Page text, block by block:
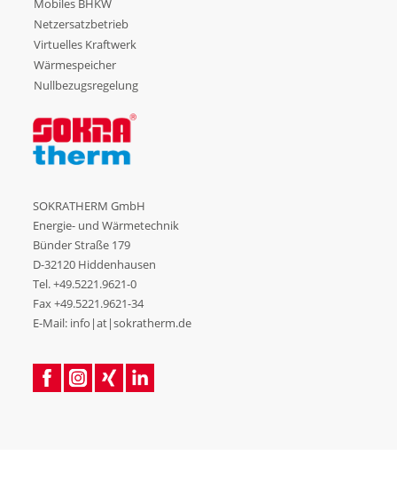
Mobiles BHKW
Netzersatzbetrieb
Virtuelles Kraftwerk
Wärmespeicher
Nullbezugsregelung
SOKRATHERM GmbH
Energie- und Wärmetechnik
Bünder Straße 179
D-32120 Hiddenhausen
Tel.+49.5221.9621-0
Fax +49.5221.9621-34
E-Mail: info|at|sokratherm.de